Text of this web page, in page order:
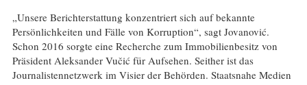
„Unsere Berichterstattung konzentriert sich auf bekannte
Persönlichkeiten und Fälle von Korruption“, sagt Jovanović.
Schon 2016 sorgte eine Recherche zum Immobilienbesitz von
Präsident Aleksander Vučić für Aufsehen. Seither ist das
Journalistennetzwerk im Visier der Behörden. Staatsnahe Medien